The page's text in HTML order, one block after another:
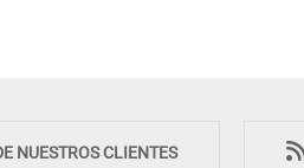
NUESTROS CLIENTES